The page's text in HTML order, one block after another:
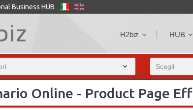
Business HUB
H2biz HUB
Online - Product Page